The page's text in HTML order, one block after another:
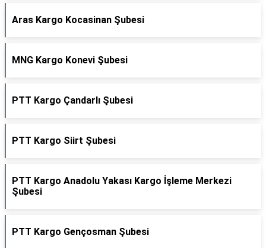
Aras Kargo Kocasinan Şubesi
MNG Kargo Konevi Şubesi
PTT Kargo Çandarlı Şubesi
PTT Kargo Siirt Şubesi
PTT Kargo Anadolu Yakası Kargo İşleme Merkezi
Şubesi
PTT Kargo Gençosman Şubesi